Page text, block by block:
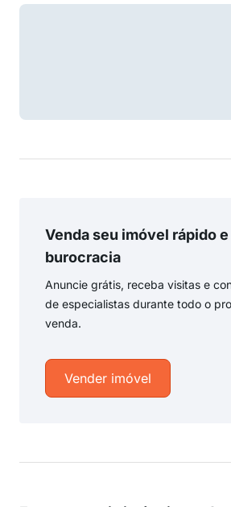
Venda seu imóvel rápido
burocracia
Anuncie grátis, receba visitas e
de especialistas durante todo o
venda.
Vender imóvel